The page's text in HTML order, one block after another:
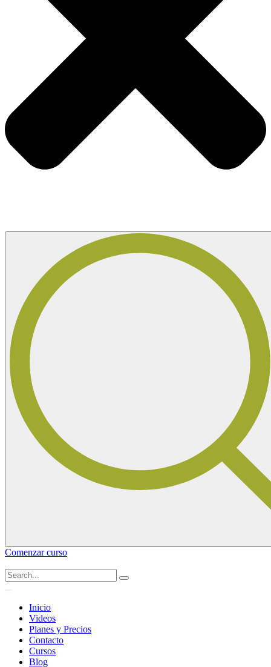
Comenzar curso
Inicio
Videos
Planes y Precios
Contacto
Cursos
Blog